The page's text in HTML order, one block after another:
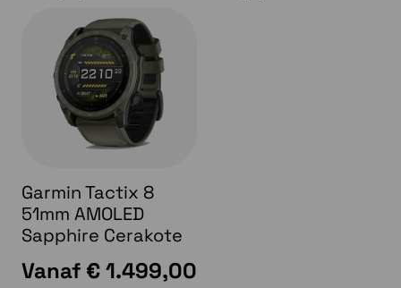
Garmin Tactix 8
51mm AMOLED
Sapphire Cerakote
Vanaf € 1.499,00